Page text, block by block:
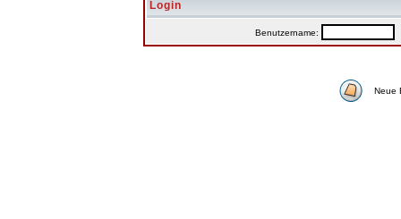
Login
Benutzername:
Neue